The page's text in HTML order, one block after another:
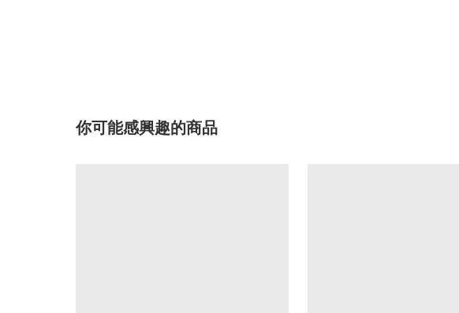
你可能感興趣的商品